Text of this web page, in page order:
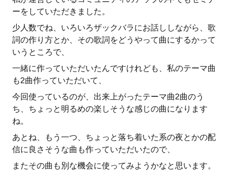
ーをしていただきました。
少人数でね、いろいろザックバラにお話ししながら、歌
詞の作り方とか、その歌詞をどうやって曲にするかって
いうところで、
一緒に作っていただいたんですけれども、私のテーマ曲
も2曲作っていただいて、
今回使っているのが、出来上がったテーマ曲2曲のう
ち、ちょっと明るめの楽しそうな感じの曲になります
ね。
あとね、もう一つ、ちょっと落ち着いた系の夜とかの配
信に良さそうな曲も作っていただいたので、
またその曲も別な機会に使ってみようかなと思います。